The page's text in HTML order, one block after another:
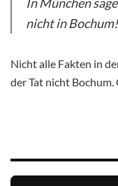
nicht in
Nicht alle Fakten in
der Tat nicht